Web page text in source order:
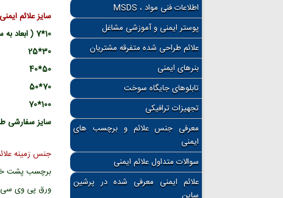
اطلاعات فنی مواد ، MSDS
پوستر ایمنی و آموزشی مشاغل
علائم طراحی شده متفرقه مشتریان
بنرهای ایمنی
تابلوهای جایگاه سوخت
تجهیزات ترافیکی
معرفی جنس علائم و برچسب های
ایمنی
سوالات متداول علائم ایمنی
علائم ایمنی معرفی شده در پرشین
ساین
سایز علائم ایمنی
10*7 ( ابعاد به سانتی متر می باشد )
30*25
50*40
70*50
100*70
سایز سفارشی
جنس زمینه
برچسب پشت
ورق پی وی سی